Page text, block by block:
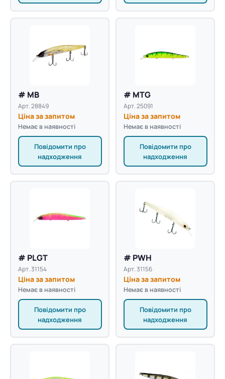
# MB
Арт. 28849
Ціна за запитом
Немає в наявності
Повідомити про
надходження
# MTG
Арт. 25091
Ціна за запитом
Немає в наявності
Повідомити про
надходження
# PLGT
Арт. 31154
Ціна за запитом
Немає в наявності
Повідомити про
надходження
# PWH
Арт. 31156
Ціна за запитом
Немає в наявності
Повідомити про
надходження